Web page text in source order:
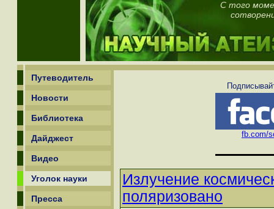
С того
Путеводитель
Новости
Библиотека
Дайджест
Видео
Уголок науки
Пресса
fb.com/
Излучение
поляризовано